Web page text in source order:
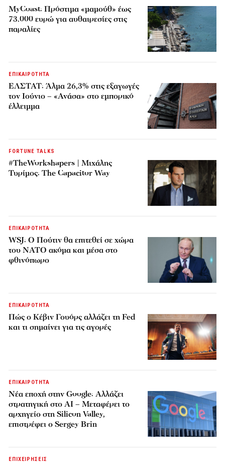
MyCoast: Πρόστιμα «μαμούθ» έως
73.000 ευρώ για αυθαιρεσίες στις
παραλίες
ΕΠΙΚΑΙΡΟΤΗΤΑ
ΕΛΣΤΑΤ: Άλμα 26,3% στις εξαγωγές
τον Ιούνιο – «Ανάσα» στο εμπορικό
έλλειμμα
FORTUNE TALKS
#TheWorkshapers | Μιχάλης
Τυρίμος: The Capacitor Way
ΕΠΙΚΑΙΡΟΤΗΤΑ
WSJ: Ο Πούτιν θα επιτεθεί σε χώρα
του ΝΑΤΟ ακόμα και μέσα στο
φθινόπωρο
ΕΠΙΚΑΙΡΟΤΗΤΑ
Πώς ο Κέβιν Γουόρς αλλάζει τη Fed
και τι σημαίνει για τις αγορές
ΕΠΙΚΑΙΡΟΤΗΤΑ
Νέα εποχή στην Google: Αλλάζει
στρατηγική στο AI – Μεταφέρει το
αρχηγείο στη Silicon Valley,
επιστρέφει ο Sergey Brin
ΕΠΙΧΕΙΡΗΣΕΙΣ